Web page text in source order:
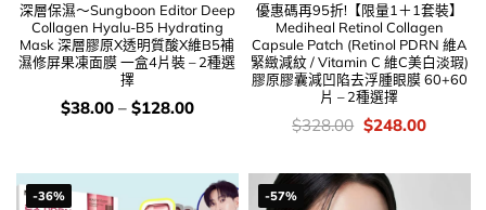
深層保濕～Sungboon Editor Deep
Collagen Hyalu-B5 Hydrating
Mask 深層膠原X透明質酸X維B5補
濕修屏果凍面膜 一盒4片裝 – 2種選
擇
價
錢：
$38.00– $128.00
優惠碼再95折!【限量1＋1套裝】
Mediheal Retinol Collagen
Capsule Patch (Retinol PDRN 維A
緊緻減紋 / Vitamin C 維C美白淡瑕)
膠原膠囊減凹陷去浮腫眼膜 60+60
片 – 2種選擇
價
錢：
$328.00 Original
price
$328.00.
$248.00Current
-36% -57%